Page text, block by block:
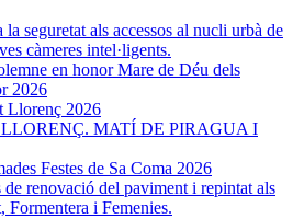
seguretat als accessos al nucli urbà de
càmeres intel·ligents.
en honor Mare de Déu dels
2026
Llorenç 2026
MATÍ DE PIRAGUA I
Festes de Sa Coma 2026
de renovació del paviment i repintat als
Formentera i Femenies.